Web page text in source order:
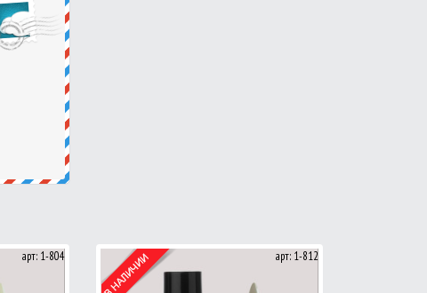
арт: 1-804 арт: 1-812